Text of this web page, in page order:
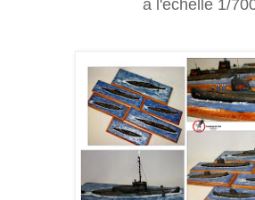
à l'échelle 1/